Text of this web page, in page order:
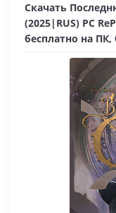
Скачать
(2025|RUS) PC
бесплатно на ПК,